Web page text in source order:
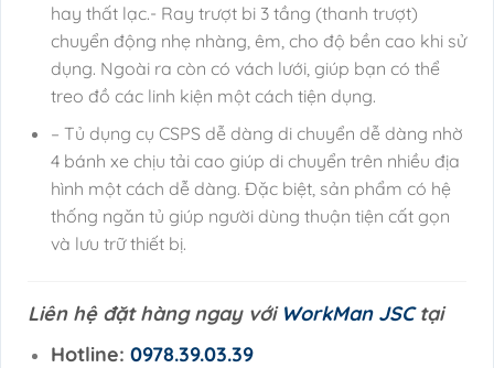
hay thất lạc.- Ray trượt bi 3 tầng (thanh trượt)
chuyển động nhẹ nhàng, êm, cho độ bền cao khi sử
dụng. Ngoài ra còn có vách lưới, giúp bạn có thể
treo đồ các linh kiện một cách tiện dụng.
– Tủ dụng cụ CSPS dễ dàng di chuyển dễ dàng nhờ
4 bánh xe chịu tải cao giúp di chuyển trên nhiều địa
hình một cách dễ dàng. Đặc biệt, sản phẩm có hệ
thống ngăn tủ giúp người dùng thuận tiện cất gọn
và lưu trữ thiết bị.
Liên hệ đặt hàng ngay với WorkMan JSCtại
Hotline: 0978.39.03.39